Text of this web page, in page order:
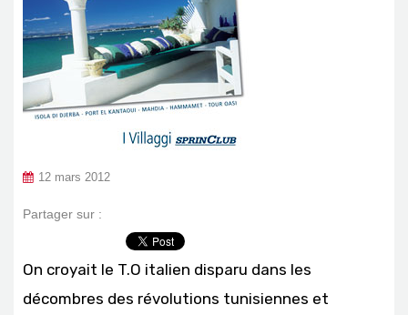
12 mars 2012
Partager sur :
On croyait le T.O italien disparu dans les
décombres des révolutions tunisiennes et